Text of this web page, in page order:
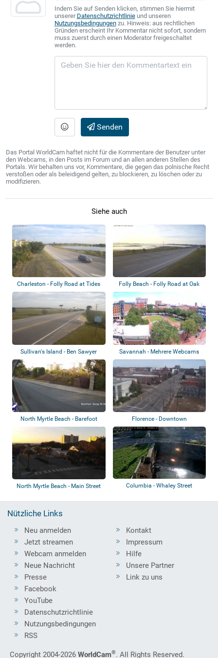
Indem Sie auf Senden klicken, stimmen Sie hiermit
unserer Datenschutzrichtlinieund unseren
Nutzungsbedingungenzu. Hinweis: aus rechtlichen
Gründen erscheint Ihr Kommentar nicht sofort, sondern
muss zuerst durch einen Moderator freigeschaltet
werden.
Senden
Das Portal WorldCam haftet nicht für die Kommentare der Benutzer unter
den Webcams, in den Posts im Forum und an allen anderen Stellen des
Portals. Wir behalten uns vor, Kommentare, die gegen das polnische Recht
verstoßen oder als beleidigend gelten, zu blockieren, zu löschen oder zu
modifizieren.
Siehe auch
Charleston - Folly Road at Tides
End Roa...
Folly Beach - Folly Road at Oak
Island C...
Sullivan's Island - Ben Sawyer
Savannah - Mehrere Webcams
North Myrtle Beach - Barefoot
Resort Bri...
Florence - Downtown
North Myrtle Beach - Main Street Columbia - Whaley Street
Nützliche Links
Neu anmelden
Jetzt streamen
Webcam anmelden
Neue Nachricht
Presse
Kontakt
Impressum
Hilfe
Unsere Partner
Link zu uns
Facebook
YouTube
Datenschutzrichtlinie
Nutzungsbedingungen
RSS
Copyright 2004-2026 WorldCam®. All Rights Reserved.